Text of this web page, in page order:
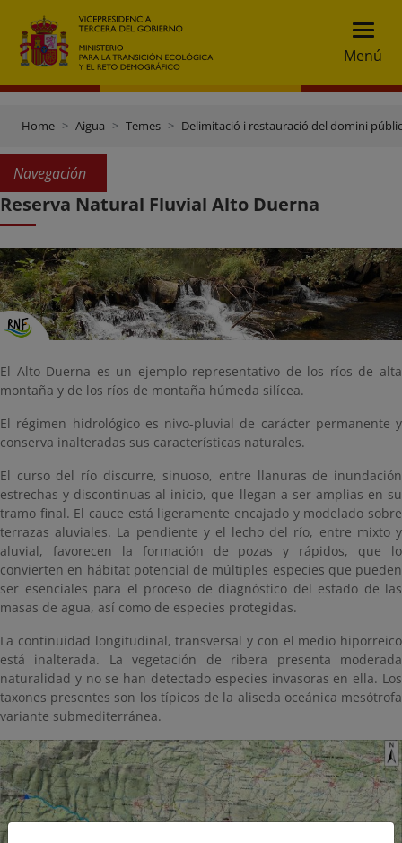
Menú
Home Aigua Temes Delimitació i restauració del domini
Navegación
Reserva Natural Fluvial Alto Duerna
El Alto Duerna es un ejemplo representativo de los ríos de alta
montaña y de los ríos de montaña húmeda silícea.
El régimen hidrológico es nivo-pluvial de carácter permanente y
conserva inalteradas sus características naturales.
El curso del río discurre, sinuoso, entre llanuras de inundación
estrechas y discontinuas al inicio, que llegan a ser amplias en su
tramo final. El cauce está ligeramente encajado y modelado sobre
terrazas aluviales. La pendiente y el lecho del río, entre mixto y
aluvial, favorecen la formación de pozas y rápidos, que lo
convierten en hábitat potencial de múltiples especies que pueden
ser esenciales para el proceso de diagnóstico del estado de las
masas de agua, así como de especies protegidas.
La continuidad longitudinal, transversal y con el medio hiporreico
está inalterada. La vegetación de ribera presenta moderada
naturalidad y no se han detectado especies invasoras en ella. Los
taxones presentes son los típicos de la aliseda oceánica mesótrofa
variante submediterránea.